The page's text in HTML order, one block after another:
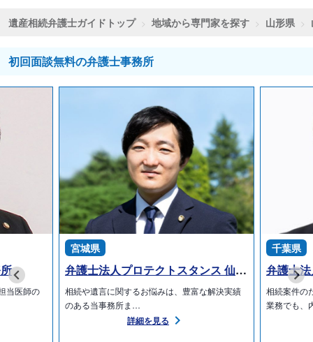
遺産相続弁護士ガイドトップ 地域から専門家を探す 山形県
初回面談無料の弁護士事務所
当医師の
宮城県
弁護士法人プロテクトスタンス 仙台事務所
相続や遺言に関するお悩みは、豊富な解決実績
のある当事務所ま…
詳細を見る
千葉県
弁護士
相続案件の
業務でも、